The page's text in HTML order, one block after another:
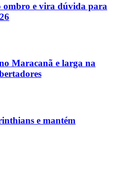
ombro e vira dúvida para
Maracanã e larga na
e mantém